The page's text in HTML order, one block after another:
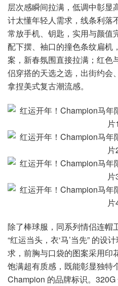
层次感瞬间拉满，低调中彰显
计太懂年轻人需求，线条利落
常放手机、钥匙，实用与颜值
配下摆、袖口的撞色条纹扁机
案，新春氛围直接拉满；红色
侣穿搭的天选之选，出街约会
拿捏美式复古潮流感。
除了棒球服，同系列情侣连帽
“红运当头，衣‘马’当先” 的设
求，前胸与口袋的图案采用印
饱满超有质感，既能彰显独特
Champion 的品牌标识。320G